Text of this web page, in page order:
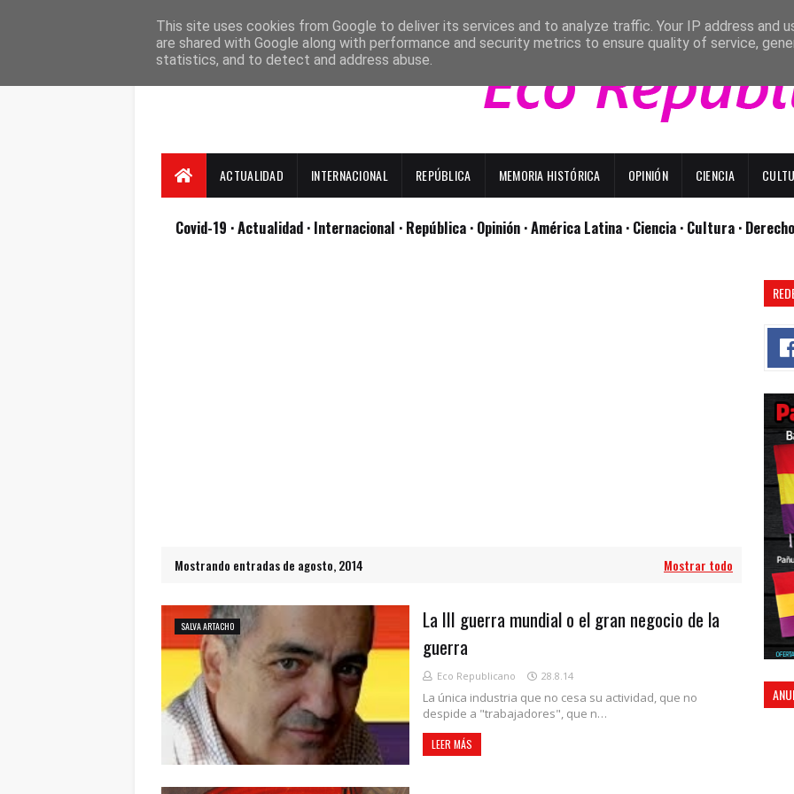
ACTUALIDAD INTERNACIONAL REPÚBLICA MEMORIA HISTÓRICA OPINIÓN CIENCIA
Covid-19 · Actualidad · Internacional · República · Opinión · América Latina · Ciencia · Cultura ·
Mostrando entradas de agosto, 2014 Mostrar todo
SALVA ARTACHO
La III guerra mundial o el gran negocio de la
guerra
Eco Republicano 28.8.14
La única industria que no cesa su actividad, que no
despide a "trabajadores", que n…
LEER MÁS
This site uses cookies from Google to deliver its services and to analyze traffic. Your IP address and
are shared with Google along with performance and security metrics to ensure quality of service,
statistics, and to detect and address abuse.